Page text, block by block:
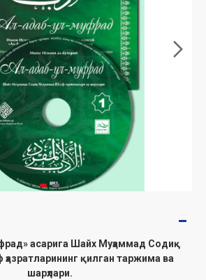
асарига Шайх Муҳаммад Содиқ
қилган таржима ва
шарҳлари.